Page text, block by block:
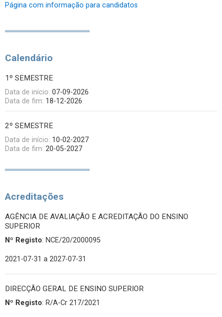
Página com informação para candidatos
Calendário
1º SEMESTRE
Data de início: 07-09-2026
Data de fim: 18-12-2026
2º SEMESTRE
Data de início: 10-02-2027
Data de fim: 20-05-2027
Acreditações
AGÊNCIA DE AVALIAÇÃO E ACREDITAÇÃO DO ENSINO
SUPERIOR
Nº Registo: NCE/20/2000095
2021-07-31 a 2027-07-31
DIRECÇÃO GERAL DE ENSINO SUPERIOR
Nº Registo: R/A-Cr 217/2021